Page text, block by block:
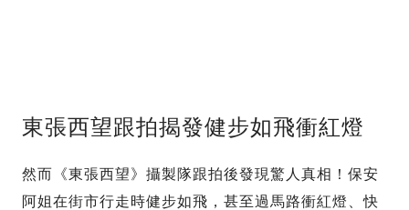
東張西望跟拍揭發健步如飛衝紅燈
然而《東張西望》攝製隊跟拍後發現驚人真相！保安
阿姐在街市行走時健步如飛，甚至過馬路衝紅燈、快